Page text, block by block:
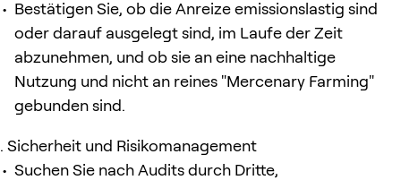
Bestätigen Sie, ob die Anreize emissionslastig sind
oder darauf ausgelegt sind, im Laufe der Zeit
abzunehmen, und ob sie an eine nachhaltige
Nutzung und nicht an reines "Mercenary Farming"
gebunden sind.
Sicherheit und Risikomanagement
Suchen Sie nach Audits durch Dritte,